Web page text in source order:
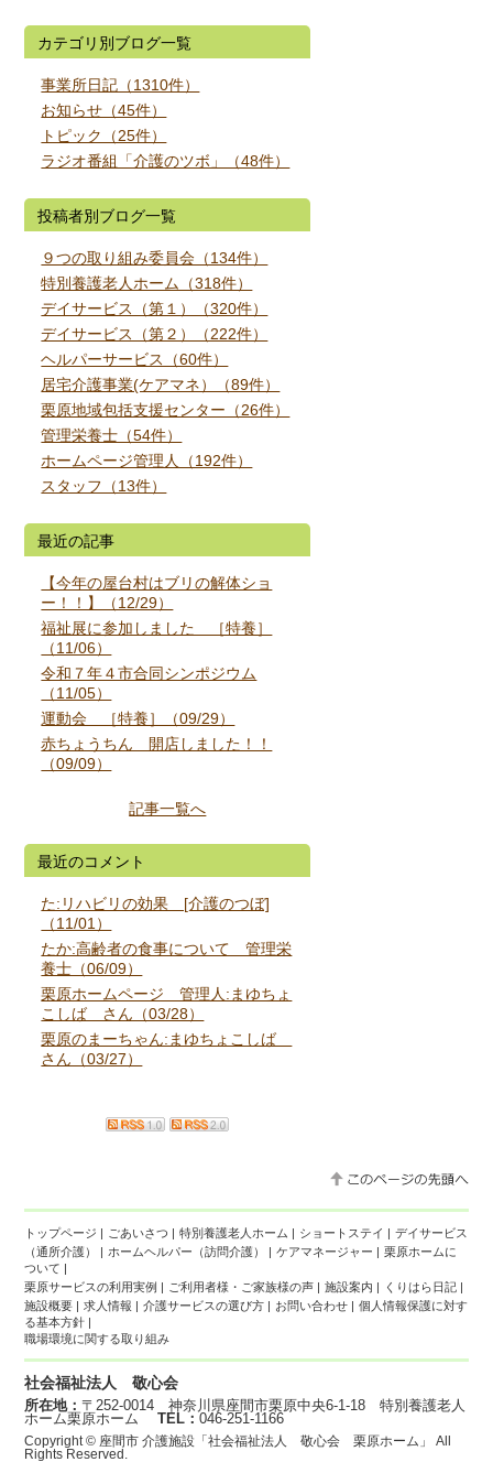
カテゴリ別ブログ一覧
事業所日記（1310件）
お知らせ（45件）
トピック（25件）
ラジオ番組「介護のツボ」（48件）
投稿者別ブログ一覧
９つの取り組み委員会（134件）
特別養護老人ホーム（318件）
デイサービス（第１）（320件）
デイサービス（第２）（222件）
ヘルパーサービス（60件）
居宅介護事業(ケアマネ）（89件）
栗原地域包括支援センター（26件）
管理栄養士（54件）
ホームページ管理人（192件）
スタッフ（13件）
最近の記事
【今年の屋台村はブリの解体ショ
ー！！】（12/29）
福祉展に参加しました ［特養］
（11/06）
令和７年４市合同シンポジウム
（11/05）
運動会 ［特養］（09/29）
赤ちょうちん 開店しました！！
（09/09）
記事一覧へ
最近のコメント
た:リハビリの効果 [介護のつぼ]
（11/01）
たか:高齢者の食事について 管理栄
養士（06/09）
栗原ホームページ 管理人:まゆちょ
こしば さん（03/28）
栗原のまーちゃん:まゆちょこしば
さん（03/27）
トップページ | ごあいさつ | 特別養護老人ホーム | ショートステイ | デイサービス
（通所介護）
| ホームヘルパー（訪問介護） | ケアマネージャー | 栗原ホームに
ついて |
栗原サービスの利用実例 | ご利用者様・ご家族様の声 | 施設案内 | くりはら日記 |
施設概要 | 求人情報 | 介護サービスの選び方 | お問い合わせ | 個人情報保護に対す
る基本方針 |
職場環境に関する取り組み
社会福祉法人 敬心会
所在地：〒252-0014 神奈川県座間市栗原中央6-1-18 特別養護老人
ホーム栗原ホームTEL：046-251-1166
Copyright © 座間市 介護施設「社会福祉法人 敬心会 栗原ホーム」
All
Rights Reserved.